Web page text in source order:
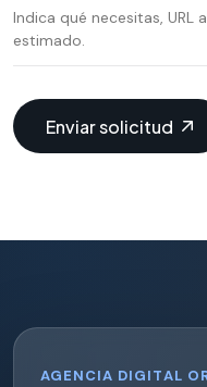
Enviar solicitud
AGENCIA DIGITAL